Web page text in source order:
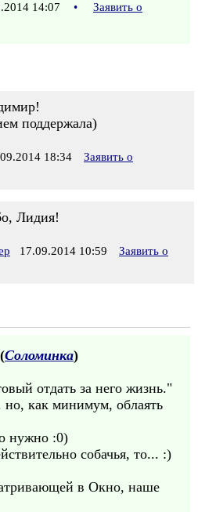
14:07 •
Заявить о
поддержала)
18:34
Заявить о
Лидия!
17.09.2014 10:59
Заявить о
Соломинка)
отдать за него жизнь."
как минимум, облаять
нужно :0)
собачья, то... :)
в Окно, наше